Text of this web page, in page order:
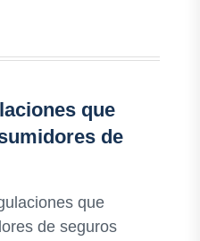
que
de
que
de seguros